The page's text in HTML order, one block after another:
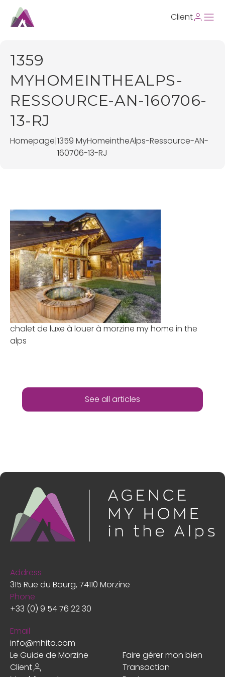
Client
1359
MYHOMEINTHEALPS-
RESSOURCE-AN-160706-
13-RJ
Homepage|1359 MyHomeintheAlps-Ressource-AN-
160706-13-RJ
chalet de luxe à louer à morzine my home in the
alps
See all articles
Le Guide de Morzine
Faire gérer mon bien
Client
Transaction
Address
315 Rue du Bourg, 74110 Morzine
Phone
+33 (0) 9 54 76 22 30
Email
info@mhita.com